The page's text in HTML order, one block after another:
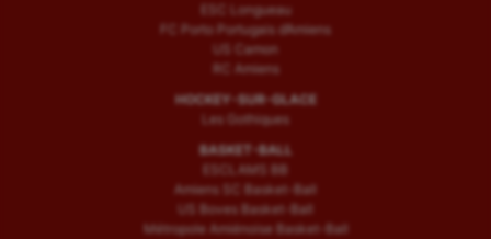
ESC Longueau
FC Porto Portugais d’Amiens
US Camon
RC Amiens
HOCKEY-SUR-GLACE
Les Gothiques
BASKET-BALL
ESCLAMS BB
Amiens SC Basket-Ball
US Boves Basket-Ball
Métropole Amiénoise Basket-Ball